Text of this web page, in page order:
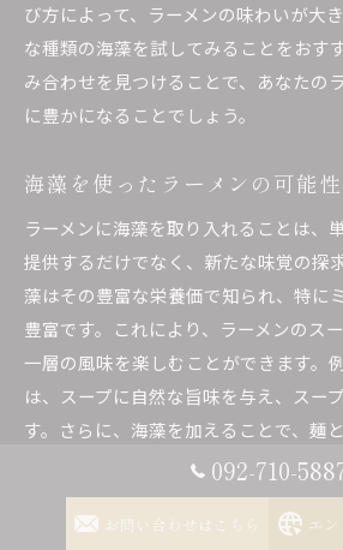
び方によって、ラーメンの味わいが大
な種類の海藻を試してみることをおす
み合わせを見つけることで、あなたの
に豊かになることでしょう。
海藻を使ったラーメンの可能性
ラーメンに海藻を取り入れることは、
提供するだけでなく、新たな味覚の探
藻はその豊富な栄養価で知られ、特に
豊富です。これにより、ラーメンのス
一層の風味を楽しむことができます。
は、スープに自然な旨味を与え、スー
す。さらに、海藻を加えることで、麺
取れ、食事全体が豊かになります。ラ
可能性は無限であり、日々の食卓に新
けとなるでしょう。
092-710-
お問い合わせはこちら エ